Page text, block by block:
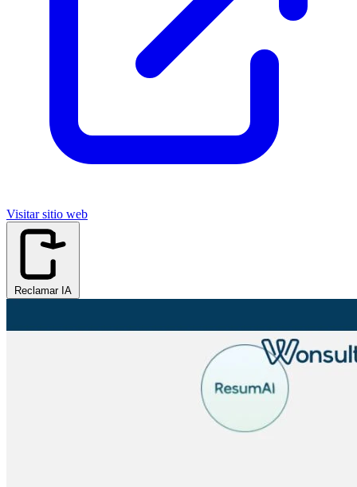
Visitar sitio web
Reclamar IA